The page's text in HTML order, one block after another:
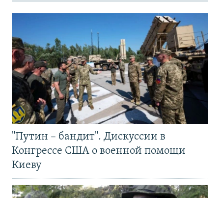
"Путин – бандит". Дискуссии в
Конгрессе США о военной помощи
Киеву